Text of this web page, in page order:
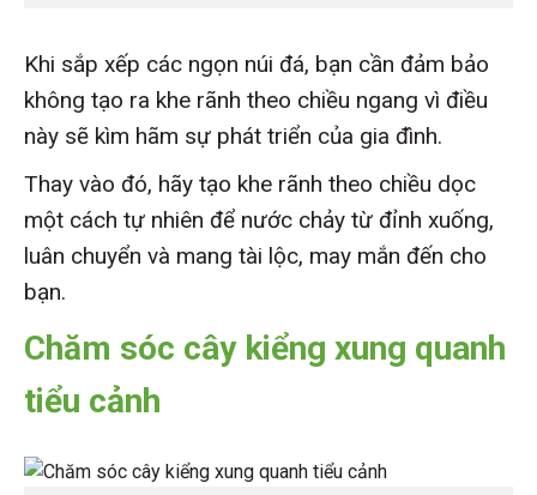
Khi sắp xếp các ngọn núi đá, bạn cần đảm bảo
không tạo ra khe rãnh theo chiều ngang vì điều
này sẽ kìm hãm sự phát triển của gia đình.
Thay vào đó, hãy tạo khe rãnh theo chiều dọc
một cách tự nhiên để nước chảy từ đỉnh xuống,
luân chuyển và mang tài lộc, may mắn đến cho
bạn.
Chăm sóc cây kiểng xung quanh
tiểu cảnh